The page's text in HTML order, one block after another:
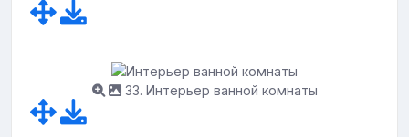
33. Интерьер ванной комнаты